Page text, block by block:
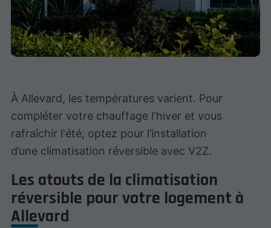
À Allevard, les températures varient. Pour
compléter votre chauffage l'hiver et vous
rafraîchir l'été, optez pour l’installation
d’une climatisation réversible avec V2Z.
Les atouts de la climatisation
réversible pour votre logement à
Allevard